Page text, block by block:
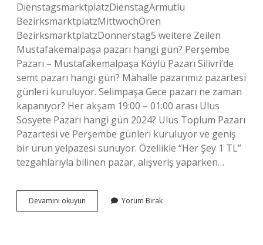
DienstagsmarktplatzDienstagArmutlu
BezirksmarktplatzMittwochÖren
BezirksmarktplatzDonnerstag5 weitere Zeilen
Mustafakemalpaşa pazarı hangi gün? Perşembe
Pazarı – Mustafakemalpaşa Köylü Pazarı Silivri’de
semt pazarı hangi gün? Mahalle pazarımız pazartesi
günleri kuruluyor. Selimpaşa Gece pazarı ne zaman
kapanıyor? Her akşam 19:00 – 01:00 arası Ulus
Sosyete Pazarı hangi gün 2024? Ulus Toplum Pazarı
Pazartesi ve Perşembe günleri kuruluyor ve geniş
bir ürün yelpazesi sunuyor. Özellikle “Her Şey 1 TL”
tezgahlarıyla bilinen pazar, alışveriş yaparken…
Devamını okuyun
Paşanın
Yorum Bırak